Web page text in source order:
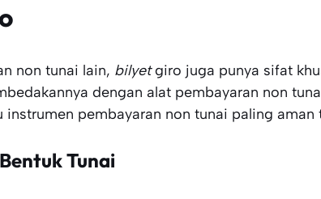
non tunai lain, bilyetgiro juga punya sifat
dengan alat pembayaran non
pembayaran non tunai paling aman
Tunai